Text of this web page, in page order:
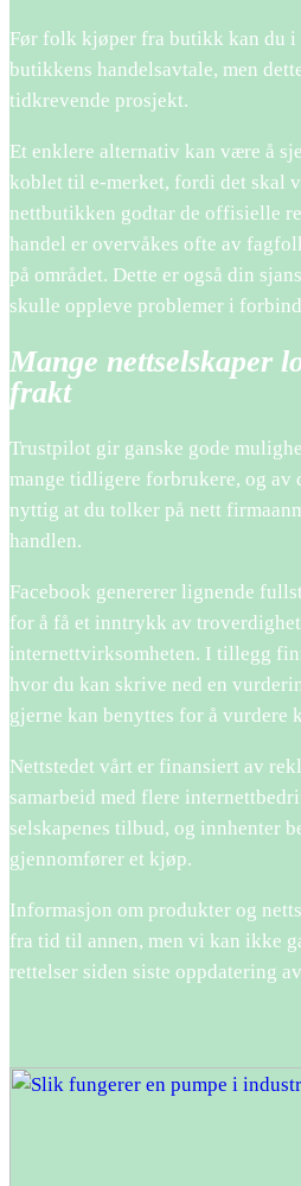
Før folk kjøper fra butikk kan du i
butikkens handelsavtale, men
tidkrevende prosjekt.
Et enklere alternativ kan være å
koblet til e-merket, fordi det skal
nettbutikken godtar de offisielle
handel er overvåkes ofte av
på området. Dette er også din
skulle oppleve problemer i
Mange nettselskaper
frakt
Trustpilot gir ganske gode
mange tidligere forbrukere, og av
nyttig at du tolker på nett
handlen.
Facebook genererer lignende
for å få et inntrykk av
internettvirksomheten. I tillegg
hvor du kan skrive ned en
gjerne kan benyttes for å vurdere
Nettstedet vårt er finansiert av
samarbeid med flere
selskapenes tilbud, og innhenter
gjennomfører et kjøp.
Informasjon om produkter og
fra tid til annen, men vi kan ikke
rettelser siden siste oppdatering